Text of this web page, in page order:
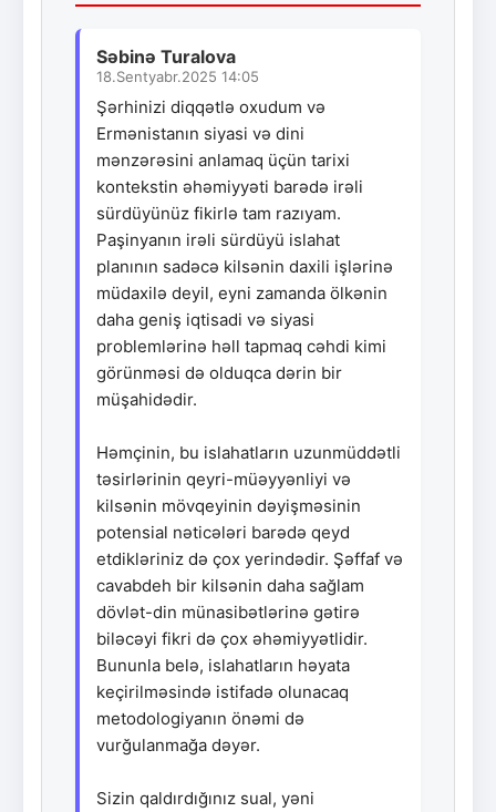
Səbinə Turalova
18.Sentyabr.2025 14:05
Şərhinizi diqqətlə oxudum və
Ermənistanın siyasi və dini
mənzərəsini anlamaq üçün tarixi
kontekstin əhəmiyyəti barədə irəli
sürdüyünüz fikirlə tam razıyam.
Paşinyanın irəli sürdüyü islahat
planının sadəcə kilsənin daxili işlərinə
müdaxilə deyil, eyni zamanda ölkənin
daha geniş iqtisadi və siyasi
problemlərinə həll tapmaq cəhdi kimi
görünməsi də olduqca dərin bir
müşahidədir.
Həmçinin, bu islahatların uzunmüddətli
təsirlərinin qeyri-müəyyənliyi və
kilsənin mövqeyinin dəyişməsinin
potensial nəticələri barədə qeyd
etdikləriniz də çox yerindədir. Şəffaf və
cavabdeh bir kilsənin daha sağlam
dövlət-din münasibətlərinə gətirə
biləcəyi fikri də çox əhəmiyyətlidir.
Bununla belə, islahatların həyata
keçirilməsində istifadə olunacaq
metodologiyanın önəmi də
vurğulanmağa dəyər.
Sizin qaldırdığınız sual, yəni